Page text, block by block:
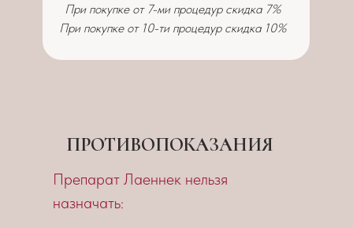
При покупке от 7-ми процедур скидка 7%
При покупке от 10-ти процедур скидка 10%
ПРОТИВОПОКАЗАНИЯ
Препарат Лаеннек нельзя
назначать: